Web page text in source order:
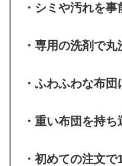
・シミや汚れを
・専用の洗剤で丸
・ふわふわな布団
・重い布団を持
・初めての注文